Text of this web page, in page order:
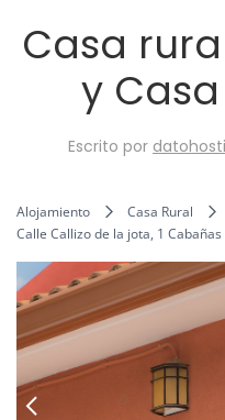
Casa
y
Escrito por
Alojamiento
Casa Rural
Calle Callizo de la jota, 1